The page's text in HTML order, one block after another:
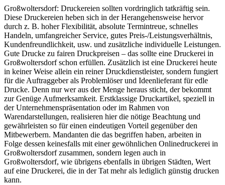
Großwoltersdorf: Druckereien sollten vordringlich tatkräftig sein.
Diese Druckereien heben sich in der Herangehensweise hervor
durch z. B. hoher Flexibilität, absolute Termintreue, schnelles
Handeln, umfangreicher Service, gutes Preis-/Leistungsverhältnis,
Kundenfreundlichkeit, usw. und zusätzliche individuelle Leistungen.
Gute Drucke zu fairen Druckpreisen – das sollte eine Druckerei in
Großwoltersdorf schon erfüllen. Zusätzlich ist eine Druckerei heute
in keiner Weise allein ein reiner Druckdienstleister, sondern fungiert
für die Auftraggeber als Problemlöser und Ideenlieferant für edle
Drucke. Denn nur wer aus der Menge heraus sticht, der bekommt
zur Genüge Aufmerksamkeit. Erstklassige Druckartikel, speziell in
der Unternehmenspräsentation oder im Rahmen von
Warendarstellungen, realisieren hier die nötige Beachtung und
gewährleisten so für einen eindeutigen Vorteil gegenüber den
Mitbewerbern. Mandanten die das begriffen haben, arbeiten in
Folge dessen keinesfalls mit einer gewöhnlichen Onlinedruckerei in
Großwoltersdorf zusammen, sondern legen auch in
Großwoltersdorf, wie übrigens ebenfalls in übrigen Städten, Wert
auf eine Druckerei, die in der Tat mehr als lediglich günstig drucken
kann.